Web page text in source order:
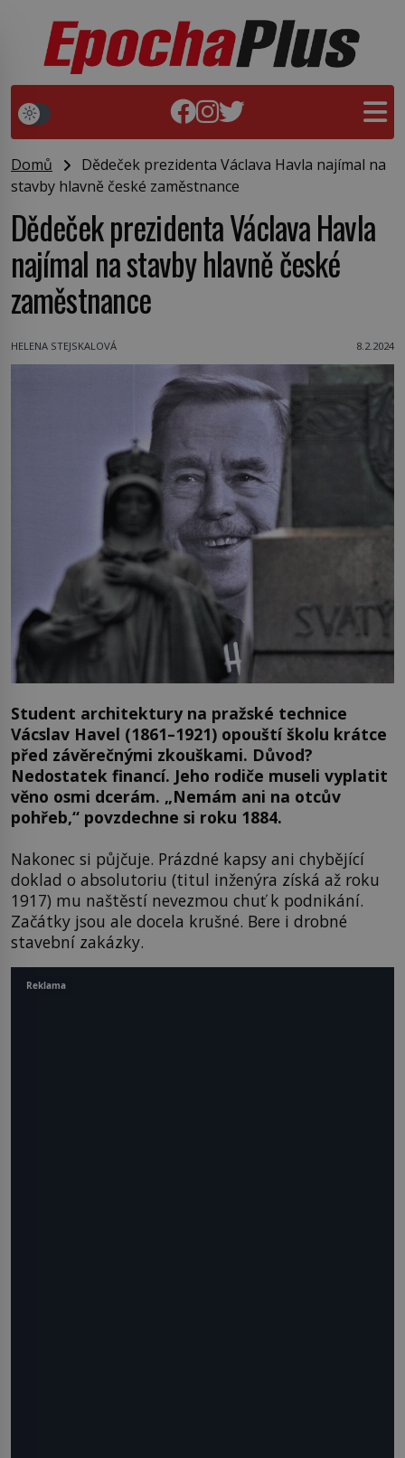
Domů
Dědeček prezidenta Václava Havla najímal na
stavby hlavně české zaměstnance
Dědeček prezidenta Václava Havla
najímal na stavby hlavně české
zaměstnance
HELENA STEJSKALOVÁ 8.2.2024
Student architektury na pražské technice
Vácslav Havel (1861–1921) opouští školu krátce
před závěrečnými zkouškami. Důvod?
Nedostatek financí. Jeho rodiče museli vyplatit
věno osmi dcerám. „Nemám ani na otcův
pohřeb,“ povzdechne si roku 1884.
Nakonec si půjčuje. Prázdné kapsy ani chybějící
doklad o absolutoriu (titul inženýra získá až roku
1917) mu naštěstí nevezmou chuť k podnikání.
Začátky jsou ale docela krušné. Bere i drobné
stavební zakázky.
Reklama